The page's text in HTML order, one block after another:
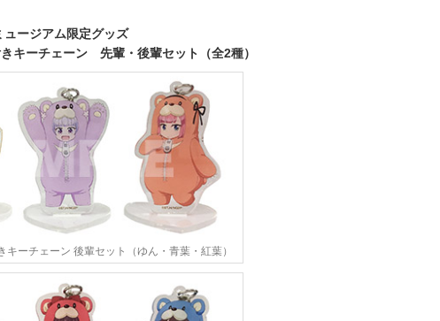
ージアム限定グッズ
キーチェーン 先輩・後輩セット（全2種）
キーチェーン 後輩セット（ゆん・青葉・紅葉）